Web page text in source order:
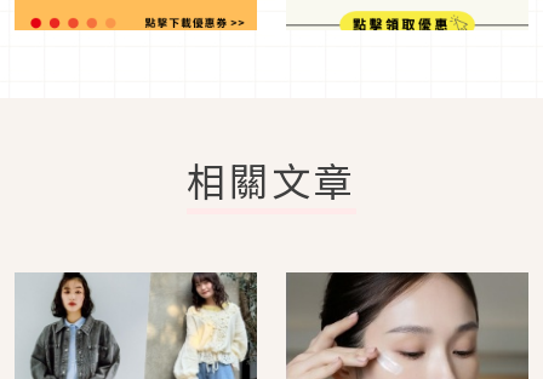
相關文章